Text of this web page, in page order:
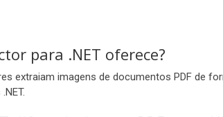
para .NET oferece?
extraiam imagens de documentos PDF de